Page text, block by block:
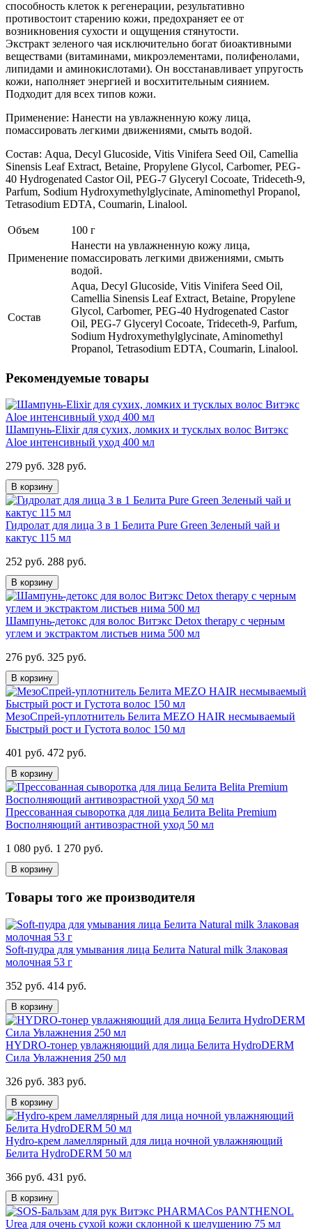
способность клеток к регенерации, результативно
противостоит старению кожи, предохраняет ее от
возникновения сухости и ощущения стянутости.
Экстракт зеленого чая исключительно богат биоактивными
веществами (витаминами, микроэлементами, полифенолами,
липидами и аминокислотами). Он восстанавливает упругость
кожи, наполняет энергией и восхитительным сиянием.
Подходит для всех типов кожи.
Применение: Нанести на увлажненную кожу лица,
помассировать легкими движениями, смыть водой.
Состав: Aqua, Decyl Glucoside, Vitis Vinifera Seed Oil, Camellia
Sinensis Leaf Extract, Betaine, Propylene Glycol, Carbomer, PEG-
40 Hydrogenated Castor Oil, PEG-7 Glyceryl Cocoate, Trideceth-9,
Parfum, Sodium Hydroxymethylglycinate, Aminomethyl Propanol,
Tetrasodium EDTA, Coumarin, Linalool.
Объем 100 г
Применение
Нанести на увлажненную кожу лица,
помассировать легкими движениями, смыть
водой.
Состав
Aqua, Decyl Glucoside, Vitis Vinifera Seed Oil,
Camellia Sinensis Leaf Extract, Betaine, Propylene
Glycol, Carbomer, PEG-40 Hydrogenated Castor
Oil, PEG-7 Glyceryl Cocoate, Trideceth-9, Parfum,
Sodium Hydroxymethylglycinate, Aminomethyl
Propanol, Tetrasodium EDTA, Coumarin, Linalool.
Рекомендуемые товары
Шампунь-Elixir для сухих, ломких и тусклых волос Витэкс
Aloe интенсивный уход 400 мл
279 руб. 328 руб.
В корзину
Гидролат для лица 3 в 1 Белита Pure Green Зеленый чай и
кактус 115 мл
252 руб. 288 руб.
В корзину
Шампунь-детокс для волос Витэкс Detox therapy с черным
углем и экстрактом листьев нима 500 мл
276 руб. 325 руб.
В корзину
МезоCпрей-уплотнитель Белита MEZO HAIR несмываемый
Быстрый рост и Густота волос 150 мл
401 руб. 472 руб.
В корзину
Прессованная сыворотка для лица Белита Belita Premium
Восполняющий антивозрастной уход 50 мл
1 080 руб. 1 270 руб.
В корзину
Товары того же производителя
Soft-пудра для умывания лица Белита Natural milk Злаковая
молочная 53 г
352 руб. 414 руб.
В корзину
HYDRO-тонер увлажняющий для лица Белита HydroDERM
Сила Увлажнения 250 мл
326 руб. 383 руб.
В корзину
Hydro-крем ламеллярный для лица ночной увлажняющий
Белита HydroDERM 50 мл
366 руб. 431 руб.
В корзину